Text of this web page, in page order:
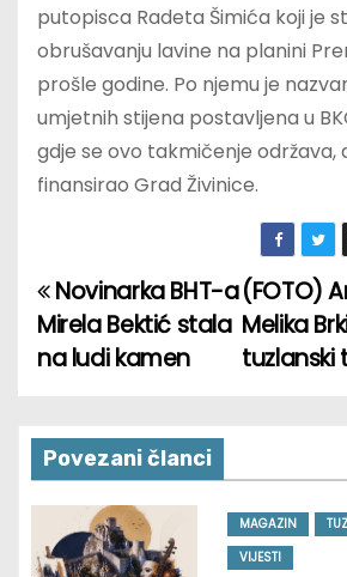
putopisca Radeta Šimića koji je
obrušavanju lavine na planini
prošle godine. Po njemu je
umjetnih stijena postavljena u
gdje se ovo takmičenje održava,
finansirao Grad Živinice.
P
o
t
n
a
(FOTO)
Melika
Novinarka BHT-a
Mirela Bektić stala
na ludi kamen
Povezani članci
MAGAZIN
VIJESTI